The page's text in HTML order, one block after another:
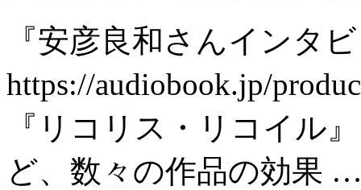
『安彦良和さんインタ
https://audiobook.jp/
『リコリス・リコイル
ど、数々の作品の効果